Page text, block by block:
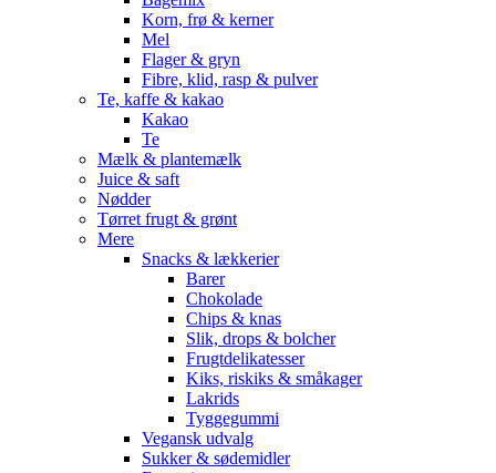
Korn, frø & kerner
Mel
Flager & gryn
Fibre, klid, rasp & pulver
Te, kaffe & kakao
Kakao
Te
Mælk & plantemælk
Juice & saft
Nødder
Tørret frugt & grønt
Mere
Snacks & lækkerier
Barer
Chokolade
Chips & knas
Slik, drops & bolcher
Frugtdelikatesser
Kiks, riskiks & småkager
Lakrids
Tyggegummi
Vegansk udvalg
Sukker & sødemidler